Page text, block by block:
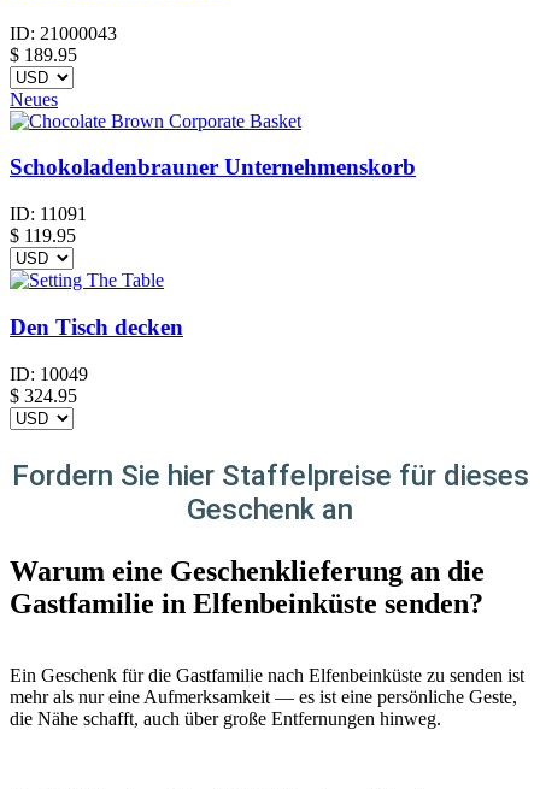
ID: 21000043
$ 189.95
Neues
Schokoladenbrauner Unternehmenskorb
ID: 11091
$ 119.95
Den Tisch decken
ID: 10049
$ 324.95
Fordern Sie hier Staffelpreise für dieses
Geschenk an
Warum eine Geschenklieferung an die
Gastfamilie in Elfenbeinküste senden?
Ein Geschenk für die Gastfamilie nach Elfenbeinküste zu senden ist
mehr als nur eine Aufmerksamkeit — es ist eine persönliche Geste,
die Nähe schafft, auch über große Entfernungen hinweg.